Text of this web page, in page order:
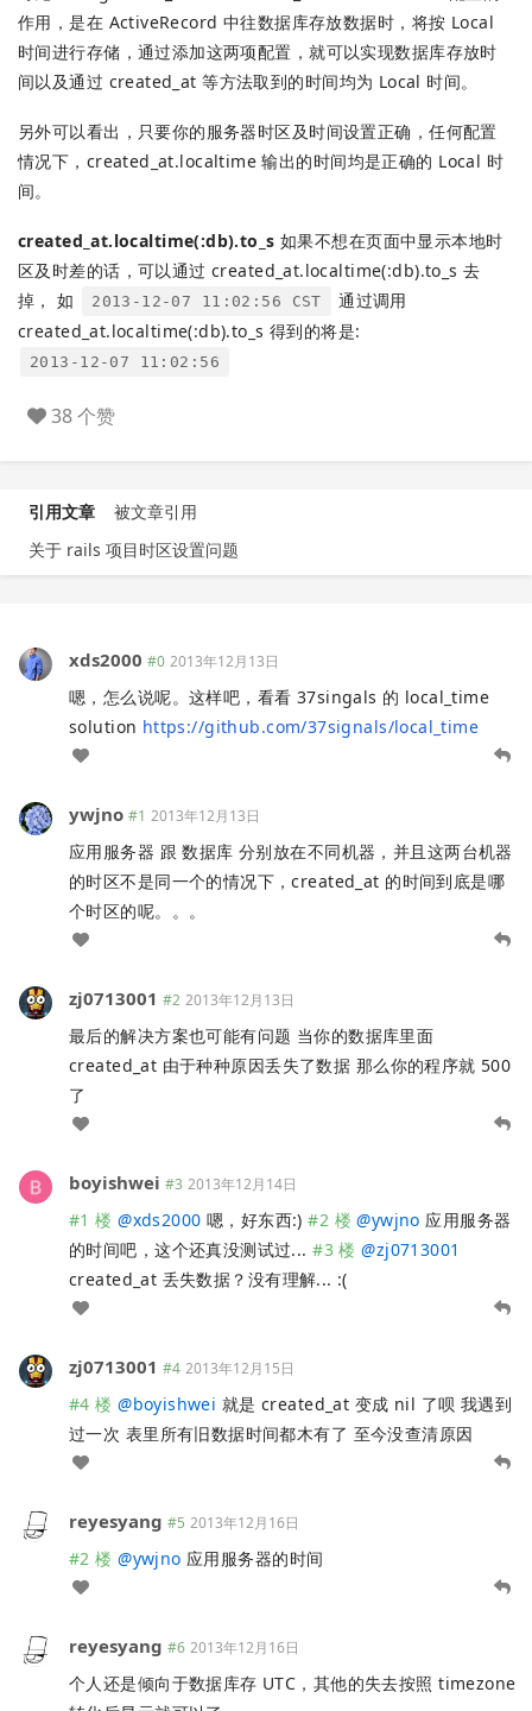
作用，是在 ActiveRecord 中往数据库存放数据时，将按 Local
时间进行存储，通过添加这两项配置，就可以实现数据库存放时
间以及通过 created_at 等方法取到的时间均为 Local 时间。
另外可以看出，只要你的服务器时区及时间设置正确，任何配置
情况下，created_at.localtime 输出的时间均是正确的 Local 时
间。
created_at.localtime(:db).to_s 如果不想在页面中显示本地时
区及时差的话，可以通过 created_at.localtime(:db).to_s 去
掉， 如
2013-12-07 11:02:56 CST
通过调用
created_at.localtime(:db).to_s 得到的将是:
2013-12-07 11:02:56
38 个赞
引用文章
被文章引用
关于 rails 项目时区设置问题
xds2000 #0 2013年12月13日
嗯，怎么说呢。这样吧，看看 37singals 的 local_time
solution https://github.com/37signals/local_time
ywjno #1 2013年12月13日
应用服务器 跟 数据库 分别放在不同机器，并且这两台机器
的时区不是同一个的情况下，created_at 的时间到底是哪
个时区的呢。。。
zj0713001 #2 2013年12月13日
最后的解决方案也可能有问题 当你的数据库里面
created_at 由于种种原因丢失了数据 那么你的程序就 500
了
boyishwei #3 2013年12月14日
#1 楼 @xds2000 嗯，好东西:)#2 楼 @ywjno 应用服务器
的时间吧，这个还真没测试过...#3 楼 @zj0713001
created_at 丢失数据？没有理解... :(
zj0713001 #4 2013年12月15日
#4 楼 @boyishwei 就是 created_at 变成 nil 了呗 我遇到
过一次 表里所有旧数据时间都木有了 至今没查清原因
reyesyang #5 2013年12月16日
#2 楼 @ywjno 应用服务器的时间
reyesyang #6 2013年12月16日
个人还是倾向于数据库存 UTC，其他的失去按照 timezone